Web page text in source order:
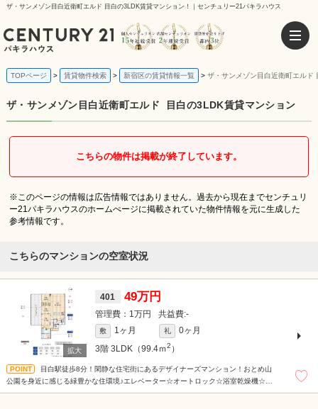
ザ・サンメゾン目白近衛町エルド 目白の3LDK賃貸マンション！｜センチュリー21パキラハウス
TOPページ 賃貸物件検索 新宿区の賃貸情報一覧 ザ・サンメゾン目白近衛町エルド
ザ・サンメゾン目白近衛町エルド 目白の3LDK賃貸マンション
こちらの物件は掲載が終了しています。
※このページの情報は広告情報ではありません。過去から現在までセンチュリ
ー21パキラハウスのホームぺージに掲載されていた物件情報を元に生成した
参考情報です。
こちらのマンションの空室状況
401 49万円
1万円 -
敷 1ヶ月 礼
0ヶ月
3階 3LDK（99.4ｍ2 ）
目白駅徒歩8分！閑静な住宅街にあるデザイナーズマンション！おとめ山
公園を身近に感じる緑豊かな住環境♪エレベーター☆オートロック☆浴室乾燥機☆追